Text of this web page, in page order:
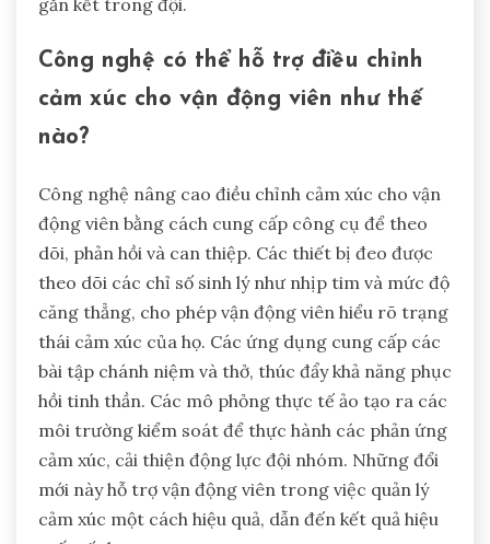
Các chương trình đào tạo để nâng cao kỹ năng
điều chỉnh cảm xúc bao gồm đào tạo chánh niệm,
liệu pháp hành vi nhận thức (CBT) và liệu pháp tập
trung vào cảm xúc. Những chương trình này giúp
vận động viên quản lý căng thẳng, cải thiện sự tập
chánh niệm thúc đẩy nhận thức và chấp nhận cảm
xúc, trong khi CBT phát triển các chiến lược đối
phó. Liệu pháp tập trung vào cảm xúc giải quyết
các trải nghiệm cảm xúc để thúc đẩy khả năng
phục hồi. Mỗi chương trình đóng góp một cách
độc đáo vào hiệu suất của vận động viên bằng
cách cải thiện khả năng phục hồi tinh thần và sự
gắn kết trong đội.
Công nghệ có thể hỗ trợ điều chỉnh
cảm xúc cho vận động viên như thế
nào?